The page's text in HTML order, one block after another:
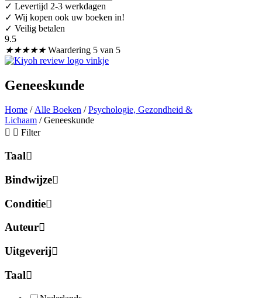
✓ Levertijd 2-3 werkdagen
✓ Wij kopen ook uw boeken in!
✓ Veilig betalen
9.5
★★★★★ Waardering 5 van 5
Geneeskunde
Home /Alle Boeken /Psychologie, Gezondheid &
Lichaam / Geneeskunde
Filter
Taal
Bindwijze
Conditie
Auteur
Uitgeverij
Taal